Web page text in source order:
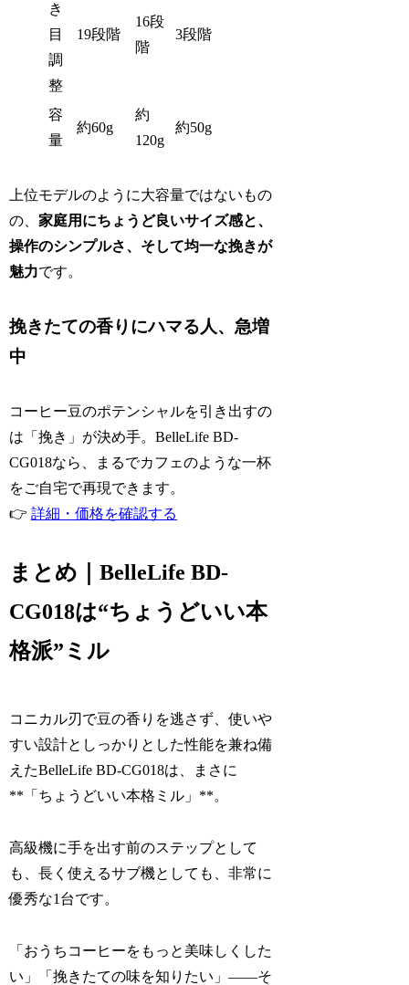
き
目
調
整
19段階
16段
階
3段階
容
量
約60g
約
120g
約50g
上位モデルのように大容量ではないもの
の、家庭用にちょうど良いサイズ感と、
操作のシンプルさ、そして均一な挽きが
魅力です。
挽きたての香りにハマる人、急増
中
コーヒー豆のポテンシャルを引き出すの
は「挽き」が決め手。BelleLife BD-
CG018なら、まるでカフェのような一杯
をご自宅で再現できます。
👉詳細・価格を確認する
まとめ｜BelleLife BD-
CG018は“ちょうどいい本
格派”ミル
コニカル刃で豆の香りを逃さず、使いや
すい設計としっかりとした性能を兼ね備
えたBelleLife BD-CG018は、まさに
**「ちょうどいい本格ミル」**。
高級機に手を出す前のステップとして
も、長く使えるサブ機としても、非常に
優秀な1台です。
「おうちコーヒーをもっと美味しくした
い」「挽きたての味を知りたい」――そ